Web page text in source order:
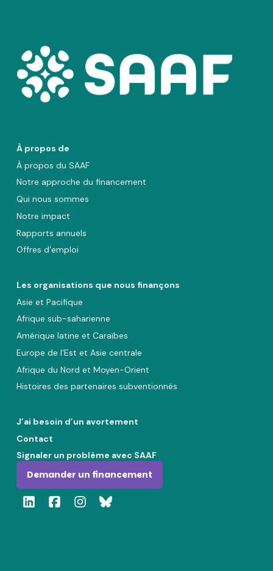
À propos de
À propos du SAAF
Notre approche du financement
Qui nous sommes
Notre impact
Rapports annuels
Offres d’emploi
Les organisations que nous finançons
Asie et Pacifique
Afrique sub-saharienne
Amérique latine et Caraïbes
Europe de l’Est et Asie centrale
Afrique du Nord et Moyen-Orient
Histoires des partenaires subventionnés
J’ai besoin d’un avortement
Contact
Signaler un problème avec SAAF
Demander un financement